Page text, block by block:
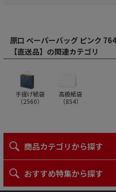
原口 ペーパーバッグ ピンク
【直送品】の関連カテゴリ
手提げ紙袋
（2560）
高級紙袋
（854）
商品カテゴリから探す
おすすめ特集から探す